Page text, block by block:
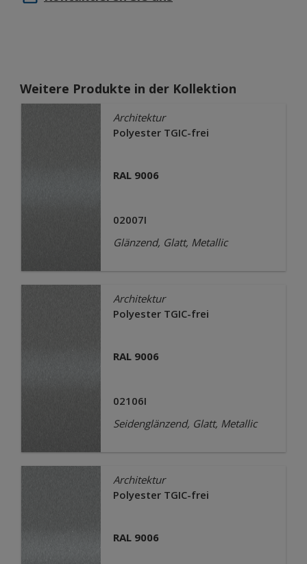
Weitere Produkte in der Kollektion
Architektur
Polyester TGIC-frei
RAL 9006
02007I
Glänzend, Glatt, Metallic
Architektur
Polyester TGIC-frei
RAL 9006
02106I
Seidenglänzend, Glatt, Metallic
Architektur
Polyester TGIC-frei
RAL 9006